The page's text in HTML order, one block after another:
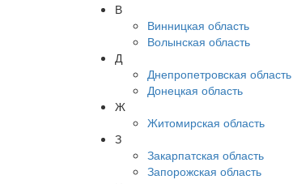
В
Винницкая область
Волынская область
Д
Днепропетровская область
Донецкая область
Ж
Житомирская область
З
Закарпатская область
Запорожская область